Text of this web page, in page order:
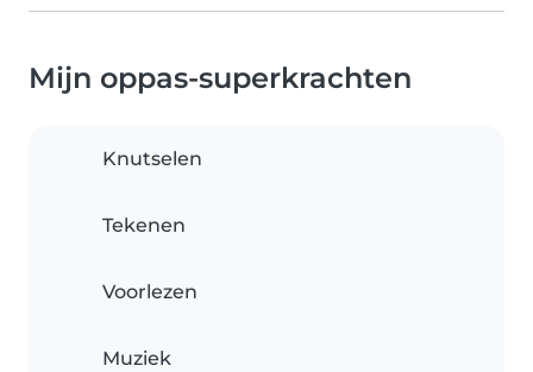
Mijn oppas-superkrachten
Knutselen
Tekenen
Voorlezen
Muziek